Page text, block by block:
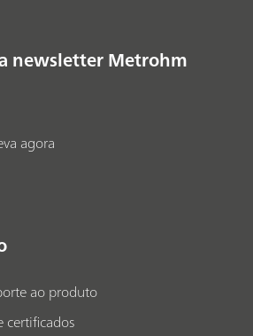
newsletter Metrohm
agora
ao produto
certificados